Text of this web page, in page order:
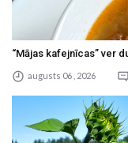
“Mājas kafejnīcas” ver
augusts 06 , 2026